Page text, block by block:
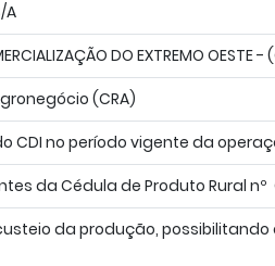
A
DO EXTREMO OESTE -
(CRA)
CDI no período vigente da
da Cédula de Produto Rural nº
da produção,